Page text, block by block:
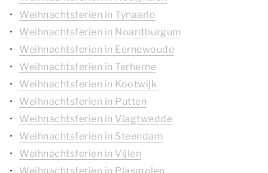
Weihnachtsferien in Tynaarlo
Weihnachtsferien in Noardburgum
Weihnachtsferien in Eernewoude
Weihnachtsferien in Terherne
Weihnachtsferien in Kootwijk
Weihnachtsferien in Putten
Weihnachtsferien in Vlagtwedde
Weihnachtsferien in Steendam
Weihnachtsferien in Vijlen